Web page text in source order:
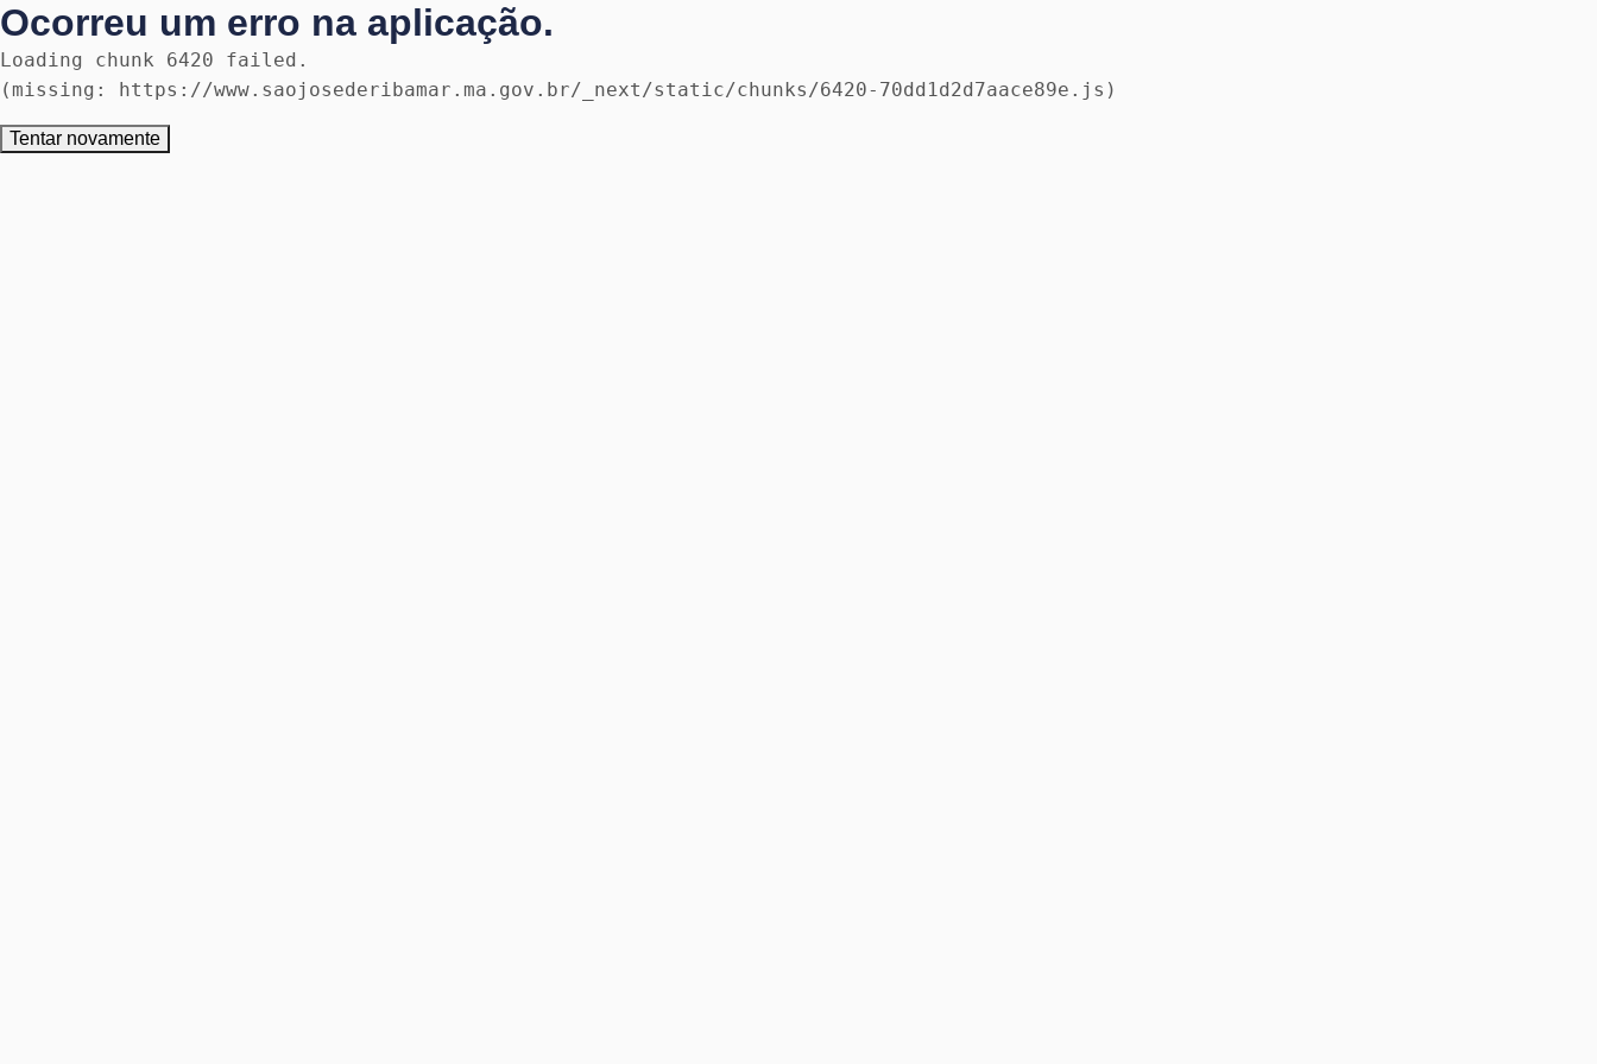
Ocorreu um erro na aplicação.
Loading chunk 6420 failed.
(missing: https://www.saojosederibamar.ma.gov.br/_next/static/chunks/6420-70dd1d2d7aace89e.js)
Tentar novamente